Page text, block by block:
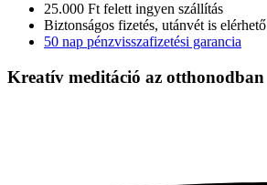
25.000 Ft felett ingyen szállítás
Biztonságos fizetés, utánvét is elérhető
50 nap pénzvisszafizetési garancia
Kreatív meditáció az otthonodban